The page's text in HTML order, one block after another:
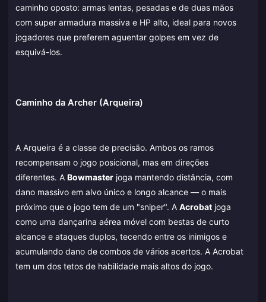
caminho oposto: armas lentas, pesadas e de duas mãos
com super armadura massiva e HP alto, ideal para novos
jogadores que preferem aguentar golpes em vez de
esquivá-los.
Caminho da Archer (Arqueira)
A Arqueira é a classe de precisão. Ambos os ramos
recompensam o jogo posicional, mas em direções
diferentes. A Bowmaster joga mantendo distância, com
dano massivo em alvo único e longo alcance — o mais
próximo que o jogo tem de um "sniper". A Acrobat joga
como uma dançarina aérea móvel com bestas de curto
alcance e ataques duplos, tecendo entre os inimigos e
acumulando dano de combos de vários acertos. A Acrobat
tem um dos tetos de habilidade mais altos do jogo.